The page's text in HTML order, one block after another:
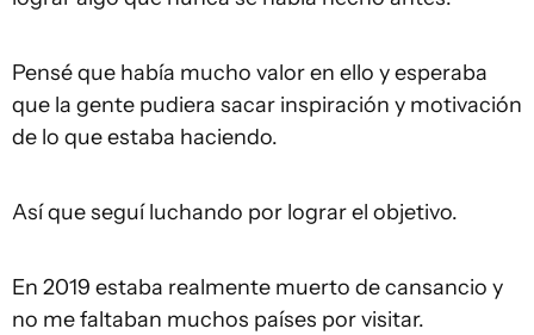
Pensé que había mucho valor en ello y esperaba
que la gente pudiera sacar inspiración y motivación
de lo que estaba haciendo.
Así que seguí luchando por lograr el objetivo.
En 2019 estaba realmente muerto de cansancio y
no me faltaban muchos países por visitar.